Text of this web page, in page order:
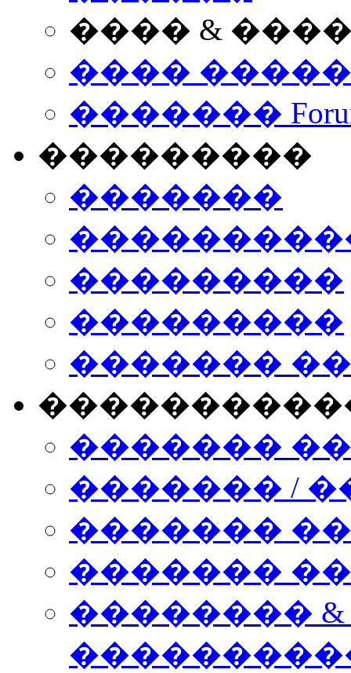
���� &
����
�������
���������
�������
���������
���������
�������
�������
������� /
�������
������� ���
��������